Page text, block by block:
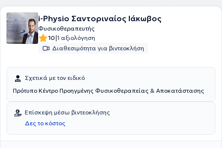
i-Physio Σαντοριναίος Ιάκωβος
Φυσικοθεραπευτής
10|1 αξιολόγηση
Διαθεσιμότητα για βιντεοκλήση
Σχετικά με τον ειδικό
Πρότυπο Κέντρο Προηγμένης Φυσικοθεραπείας & Αποκατάστασης
Επίσκεψη μέσω βιντεοκλήσης
Δες το κόστος